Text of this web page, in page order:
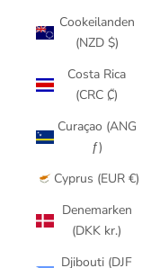
Cookeilanden
(NZD $)
Costa Rica
(CRC ₡)
Curaçao (ANG
ƒ)
Cyprus (EUR €)
Denemarken
(DKK kr.)
Djibouti (DJF